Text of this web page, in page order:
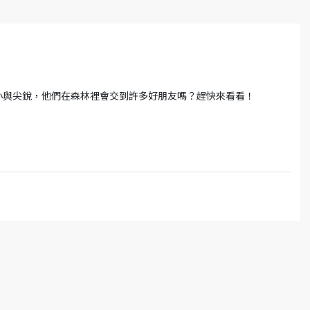
尖銳，他們在森林裡會交到許多好朋友嗎？趕快來看看！